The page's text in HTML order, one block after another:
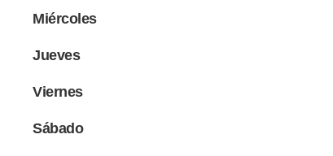
Miércoles
Jueves
Viernes
Sábado